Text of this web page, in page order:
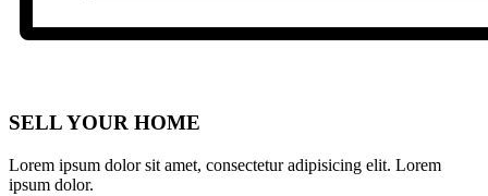
SELL YOUR HOME
Lorem ipsum dolor sit amet, consectetur adipisicing elit. Lorem
ipsum dolor.